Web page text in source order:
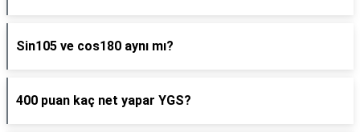
Sin105 ve cos180 aynı mı?
400 puan kaç net yapar YGS?